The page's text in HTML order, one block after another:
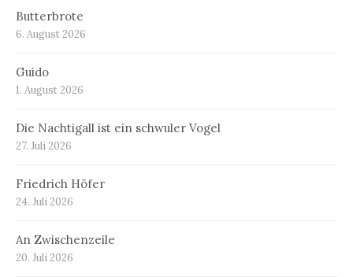
Butterbrote
6. August 2026
Guido
1. August 2026
Die Nachtigall ist ein schwuler Vogel
27. Juli 2026
Friedrich Höfer
24. Juli 2026
An Zwischenzeile
20. Juli 2026